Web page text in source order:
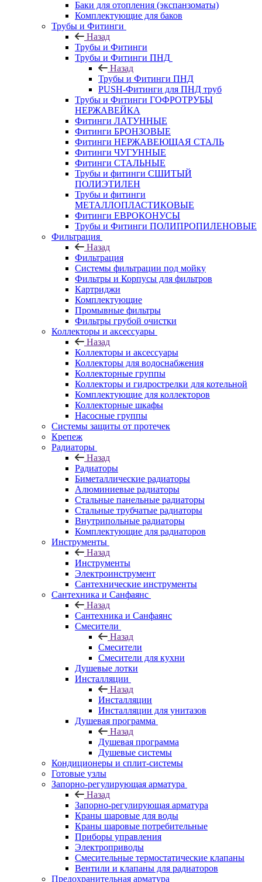
Баки для отопления (экспанзоматы)
Комплектующие для баков
Трубы и Фитинги
Назад
Трубы и Фитинги
Трубы и Фитинги ПНД
Назад
Трубы и Фитинги ПНД
PUSH-Фитинги для ПНД труб
Трубы и Фитинги ГОФРОТРУБЫ
НЕРЖАВЕЙКА
Фитинги ЛАТУННЫЕ
Фитинги БРОНЗОВЫЕ
Фитинги НЕРЖАВЕЮЩАЯ СТАЛЬ
Фитинги ЧУГУННЫЕ
Фитинги СТАЛЬНЫЕ
Трубы и фитинги СШИТЫЙ
ПОЛИЭТИЛЕН
Трубы и фитинги
МЕТАЛЛОПЛАСТИКОВЫЕ
Фитинги ЕВРОКОНУСЫ
Трубы и Фитинги ПОЛИПРОПИЛЕНОВЫЕ
Фильтрация
Назад
Фильтрация
Системы фильтрации под мойку
Фильтры и Корпусы для фильтров
Картриджи
Комплектующие
Промывные фильтры
Фильтры грубой очистки
Коллекторы и аксессуары
Назад
Коллекторы и аксессуары
Коллекторы для водоснабжения
Коллекторные группы
Коллекторы и гидрострелки для котельной
Комплектующие для коллекторов
Коллекторные шкафы
Насосные группы
Системы защиты от протечек
Крепеж
Радиаторы
Назад
Радиаторы
Биметаллические радиаторы
Алюминиевые радиаторы
Стальные панельные радиаторы
Стальные трубчатые радиаторы
Внутрипольные радиаторы
Комплектующие для радиаторов
Инструменты
Назад
Инструменты
Электроинструмент
Сантехнические инструменты
Сантехника и Санфаянс
Назад
Сантехника и Санфаянс
Смесители
Назад
Смесители
Смесители для кухни
Душевые лотки
Инсталляции
Назад
Инсталляции
Инсталляции для унитазов
Душевая программа
Назад
Душевая программа
Душевые системы
Кондиционеры и сплит-системы
Готовые узлы
Запорно-регулирующая арматура
Назад
Запорно-регулирующая арматура
Краны шаровые для воды
Краны шаровые потребительные
Приборы управления
Электроприводы
Смесительные термостатические клапаны
Вентили и клапаны для радиаторов
Предохранительная арматура